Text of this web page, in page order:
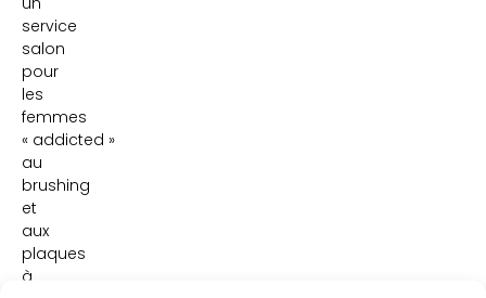
service
salon
pour
les
femmes
« addicted »
au
brushing
et
aux
plaques
à